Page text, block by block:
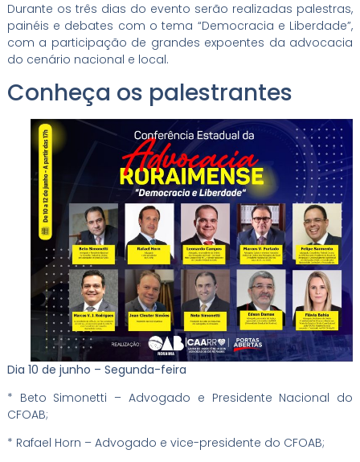
Durante os três dias do evento serão realizadas palestras,
painéis e debates com o tema “Democracia e Liberdade”,
com a participação de grandes expoentes da advocacia
do cenário nacional e local.
Conheça os palestrantes
Dia 10 de junho – Segunda-feira
* Beto Simonetti – Advogado e Presidente Nacional do
CFOAB;
* Rafael Horn – Advogado e vice-presidente do CFOAB;